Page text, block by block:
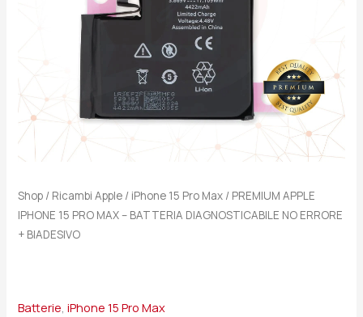
Shop / Ricambi Apple / iPhone 15 Pro Max / PREMIUM APPLE
IPHONE 15 PRO MAX – BATTERIA DIAGNOSTICABILE NO ERRORE
+ BIADESIVO
Batterie,iPhone 15 Pro Max
BIADESIVO
quantità